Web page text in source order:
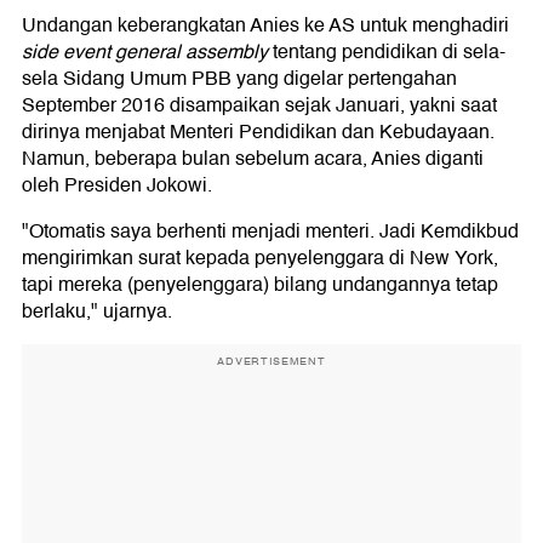
Undangan keberangkatan Anies ke AS untuk menghadiri
side event general assemblytentang pendidikan di sela-
sela Sidang Umum PBB yang digelar pertengahan
September 2016 disampaikan sejak Januari, yakni saat
dirinya menjabat Menteri Pendidikan dan Kebudayaan.
Namun, beberapa bulan sebelum acara, Anies diganti
oleh Presiden Jokowi.
"Otomatis saya berhenti menjadi menteri. Jadi Kemdikbud
mengirimkan surat kepada penyelenggara di New York,
tapi mereka (penyelenggara) bilang undangannya tetap
berlaku," ujarnya.
ADVERTISEMENT